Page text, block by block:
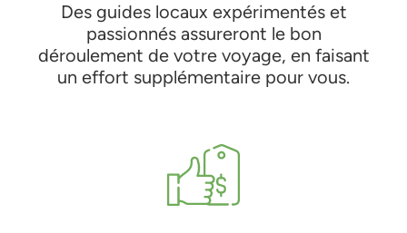
Des guides locaux expérimentés et
passionnés assureront le bon
déroulement de votre voyage, en faisant
un effort supplémentaire pour vous.